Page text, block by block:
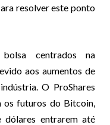
resolver este ponto
centrados na
aos aumentos de
O ProShares
os futuros do Bitcoin,
entrarem até